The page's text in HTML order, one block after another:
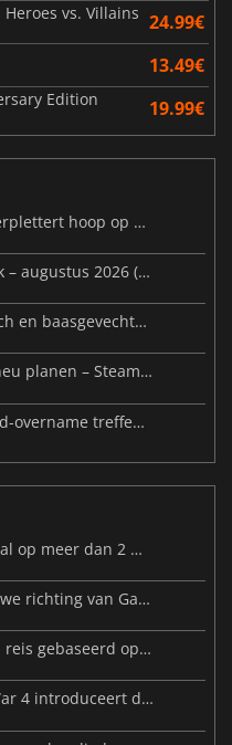
vs. Villains 24.99€
13.49€
Edition 19.99€
Steam Frame-prijs lekt uit en verplettert hoop op betaalbare VR
Niuwe Videogames van de week – augustus 2026 (week 32)
Palworld-update maakt Sunreach en baasgevechten stabieler
Microsoft könnte Project Helix neu planen – Steam-Support wackelt
Malware-kaarten en een Discord-overname treffen Meccha Chameleon
Resident Evil Veronica staat nu al op meer dan 2 miljoen verlanglijstjes
Beast of Reincarnation: de nieuwe richting van Game Freak
Big Walk is nu verkrijgbaar: een reis gebaseerd op vriendschap
Warhammer 40.000: Dawn of War 4 introduceert de Necron-factie